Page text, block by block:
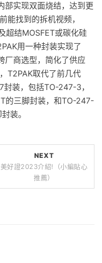
部实现双面烧结，达到更
能找到的拆机视频，
超结MOSFET或碳化硅
用一种封装实现了
厂商选型，简化了供应
T2PAK取代了前几代
装，包括TO-247-3，
的三脚封装，和TO-247-
装。
NEXT
美好證2023介紹!（小編貼心
推薦）